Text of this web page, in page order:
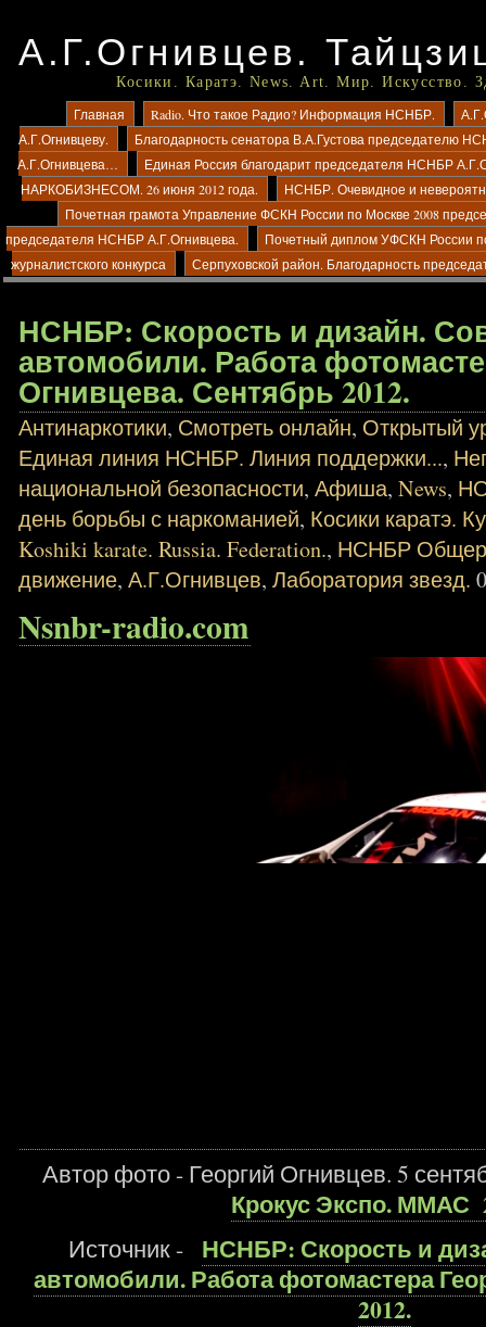
А.Г.Огнивцев.
Косики. Каратэ. News. Art. Мир. Искусство.
Главная Radio. Что такое Радио? Информация НСНБР.
А.Г.Огнивцеву.
Благодарность сенатора В.А.Густова председателю
А.Г.Огнивцева…
Единая Россия благодарит председателя НСНБР
НАРКОБИЗНЕСОМ. 26 июня 2012 года.
НСНБР. Очевидное и
Почетная грамота Управление ФСКН России по Москве 2008
председателя НСНБР А.Г.Огнивцева.
Почетный диплом УФСКН России
журналистского конкурса
Серпуховской район. Благодарность
НСНБР: Скорость и дизайн.
автомобили. Работа
Огнивцева. Сентябрь 2012.
Антинаркотики, Смотреть онлайн, Открытый
Единая линия НСНБР. Линия поддержки...,
национальной безопасности,Афиша,News,
день борьбы с наркоманией, Косики каратэ.
Koshiki karate. Russia. Federation., НСНБР
движение,А.Г.Огнивцев,Лаборатория звезд.
Nsnbr-radio.com
Автор фото - Георгий Огнивцев. 5
Крокус Экспо. ММАС
Источник - НСНБР: Скорость и
автомобили. Работа фотомастера
2012.